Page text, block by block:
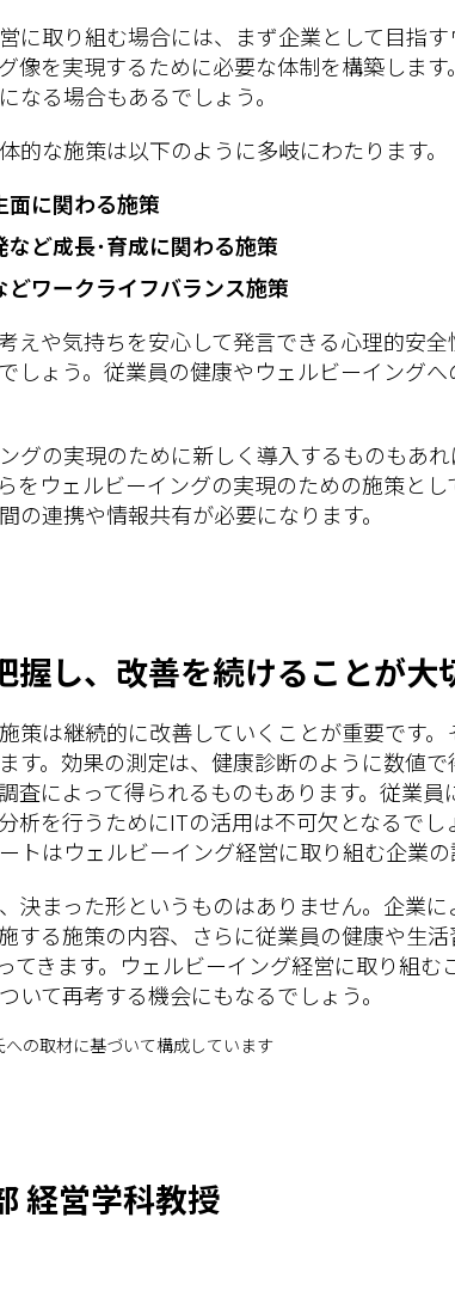
に取り組む場合には、まず企業として目指
像を実現するために必要な体制を構築しま
なる場合もあるでしょう。
的な施策は以下のように多岐にわたります。
面に関わる施策
ど成長･育成に関わる施策
ワークライフバランス施策
えや気持ちを安心して発言できる心理的安
しょう。従業員の健康やウェルビーイング
グの実現のために新しく導入するものもあ
をウェルビーイングの実現のための施策と
の連携や情報共有が必要になります。
握し、改善を続けることが大
策は継続的に改善していくことが重要です
す。効果の測定は、健康診断のように数値
査によって得られるものもあります。従業
析を行うためにITの活用は不可欠となるで
トはウェルビーイング経営に取り組む企業の
決まった形というものはありません。企業
する施策の内容、さらに従業員の健康や生
てきます。ウェルビーイング経営に取り組
いて再考する機会にもなるでしょう。
の取材に基づいて構成しています
経営学科教授